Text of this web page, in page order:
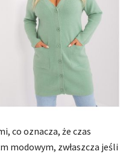
co oznacza, że czas
modowym, zwłaszcza jeśli